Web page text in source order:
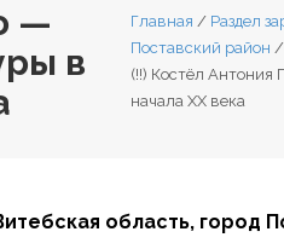
—
в
Главная / Раздел
Поставский район /
(!!) Костёл Антония
начала XX века
область, город